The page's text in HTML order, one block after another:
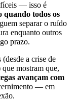
— isso é
quando todos os
separar o ruído
enquanto outros
prazo.
a crise de
que mostram que,
avançam com
— em